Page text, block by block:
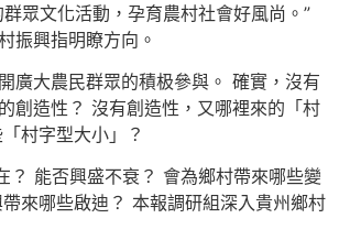
眾文化活動，孕育農村社會好風尚。”
振興指明瞭方向。
廣大農民群眾的積极參與。 確實，沒有
創造性？ 沒有創造性，又哪裡來的「村
村字型大小」？
？ 能否興盛不衰？ 會為鄉村帶來哪些變
來哪些啟迪？ 本報調研組深入貴州鄉村